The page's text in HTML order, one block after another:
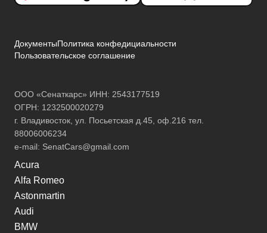
ДокументыПолитика конфедициальности
Пользовательское соглашение
ООО «Сенаткарс» ИНН: 2543177519
ОГРН: 1232500020279
г. Владивосток, ул. Посьетская д.45, оф.216 тел.
88006006234
e-mail: SenatCars@gmail.com
Acura
Alfa Romeo
Astonmartin
Audi
BMW